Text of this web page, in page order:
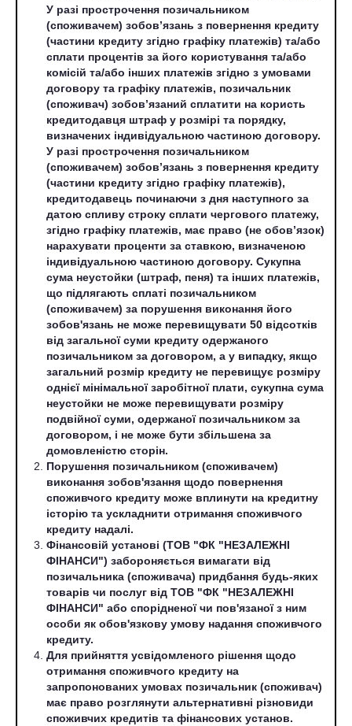
У разі прострочення позичальником
(споживачем) зобов’язань з повернення кредиту
(частини кредиту згідно графіку платежів) та/або
сплати процентів за його користування та/або
комісій та/або інших платежів згідно з умовами
договору та графіку платежів, позичальник
(споживач) зобов’язаний сплатити на користь
кредитодавця штраф у розмірі та порядку,
визначених індивідуальною частиною договору.
У разі прострочення позичальником
(споживачем) зобов’язань з повернення кредиту
(частини кредиту згідно графіку платежів),
кредитодавець починаючи з дня наступного за
датою спливу строку сплати чергового платежу,
згідно графіку платежів, має право (не обов’язок)
нарахувати проценти за ставкою, визначеною
індивідуальною частиною договору. Сукупна
сума неустойки (штраф, пеня) та інших платежів,
що підлягають сплаті позичальником
(споживачем) за порушення виконання його
зобов'язань не може перевищувати 50 відсотків
від загальної суми кредиту одержаного
позичальником за договором, а у випадку, якщо
загальний розмір кредиту не перевищує розміру
однієї мінімальної заробітної плати, сукупна сума
неустойки не може перевищувати розміру
подвійної суми, одержаної позичальником за
договором, і не може бути збільшена за
домовленістю сторін.
Порушення позичальником (споживачем)
виконання зобов'язання щодо повернення
споживчого кредиту може вплинути на кредитну
історію та ускладнити отримання споживчого
кредиту надалі.
Фінансовій установі (ТОВ "ФК "НЕЗАЛЕЖНІ
ФІНАНСИ") забороняється вимагати від
позичальника (споживача) придбання будь-яких
товарів чи послуг від ТОВ "ФК "НЕЗАЛЕЖНІ
ФІНАНСИ" або спорідненої чи пов'язаної з ним
особи як обов'язкову умову надання споживчого
кредиту.
Для прийняття усвідомленого рішення щодо
отримання споживчого кредиту на
запропонованих умовах позичальник (споживач)
має право розглянути альтернативні різновиди
споживчих кредитів та фінансових установ.